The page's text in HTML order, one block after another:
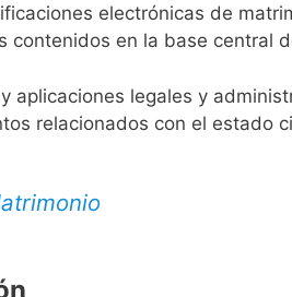
electrónicas de
en la base central
aplicaciones legales y
relacionados con el estado